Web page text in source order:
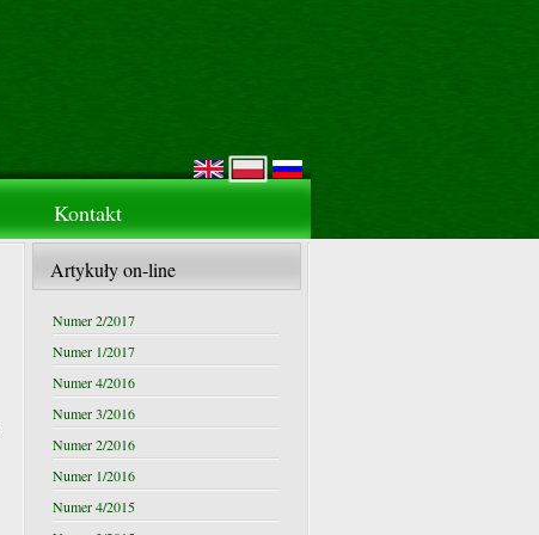
Kontakt
Artykuły on-line
Numer 2/2017
Numer 1/2017
Numer 4/2016
Numer 3/2016
Numer 2/2016
Numer 1/2016
Numer 4/2015